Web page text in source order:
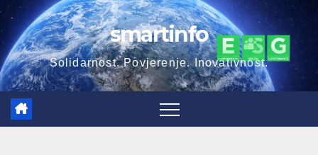
Skip
to
content
smartinfo
Solidarnost. Povjerenje. Inovativnost.